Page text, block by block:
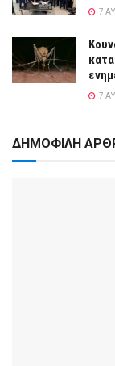
7
7
ΔΗΜΟΦΙΛΗ